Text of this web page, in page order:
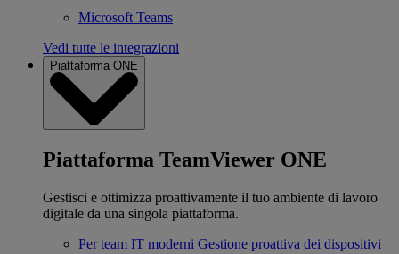
Microsoft Teams
Vedi tutte le integrazioni
Piattaforma ONE
Piattaforma TeamViewer ONE
Gestisci e ottimizza proattivamente il tuo ambiente di lavoro
digitale da una singola piattaforma.
Per team IT moderni Gestione proattiva dei dispositivi